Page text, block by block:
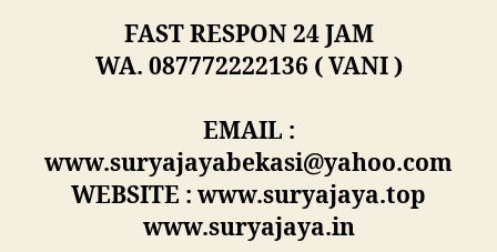
FAST RESPON 24 JAM
WA. 087772222136 ( VANI )
EMAIL :
www.suryajayabekasi@yahoo.com
WEBSITE : www.suryajaya.top
www.suryajaya.in